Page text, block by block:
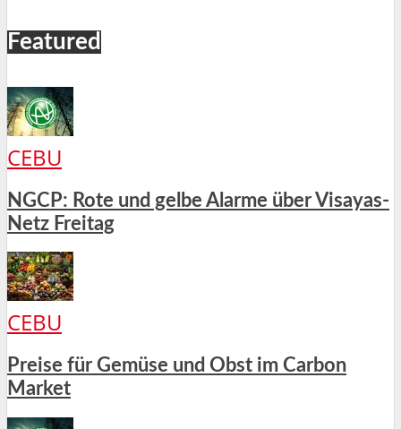
Featured
CEBU
NGCP: Rote und gelbe Alarme über Visayas-
Netz Freitag
CEBU
Preise für Gemüse und Obst im Carbon
Market